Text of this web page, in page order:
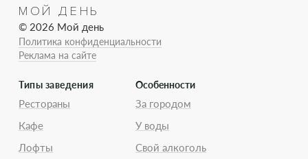
МОЙ ДЕНЬ
© 2026 Мой день
Политика конфиденциальности
Реклама на сайте
Типы заведения
Рестораны
Кафе
Лофты
Особенности
За городом
У воды
Свой алкоголь